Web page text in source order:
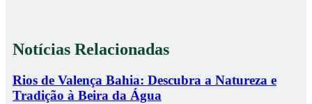
Notícias Relacionadas
Rios de Valença Bahia: Descubra a Natureza e
Tradição à Beira da Água